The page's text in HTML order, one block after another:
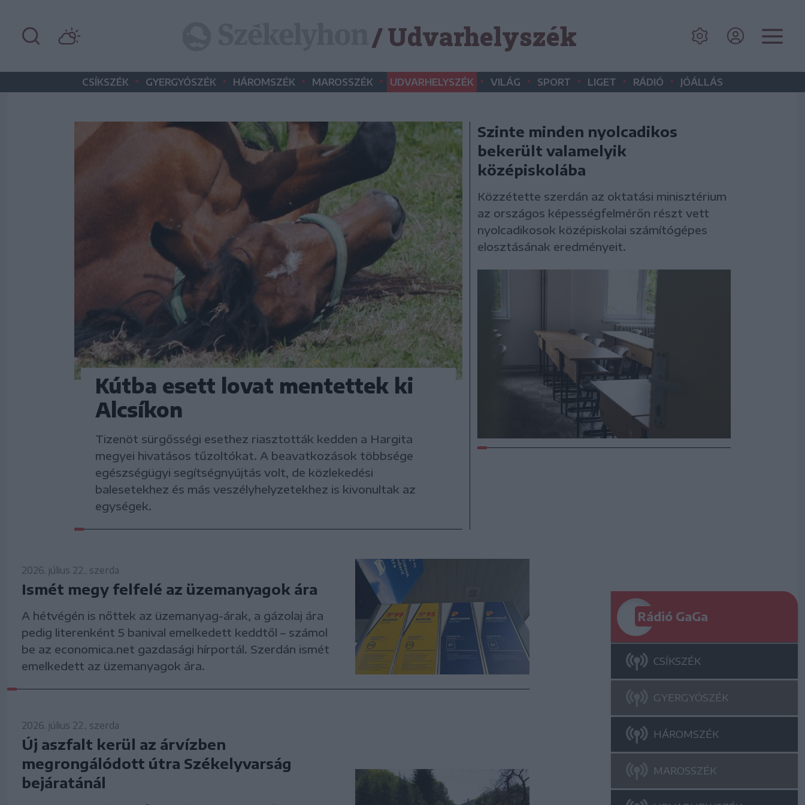
/ Udvarhelyszék
CSÍKSZÉK • GYERGYÓSZÉK • HÁROMSZÉK • MAROSSZÉK • UDVARHELYSZÉK • VILÁG • SPORT • LIGET • RÁDIÓ • JÓÁLLÁS
Kútba esett lovat mentettek ki
Alcsíkon
Tizenöt sürgősségi esethez riasztották kedden a Hargita
megyei hivatásos tűzoltókat. A beavatkozások többsége
egészségügyi segítségnyújtás volt, de közlekedési
balesetekhez és más veszélyhelyzetekhez is kivonultak az
egységek.
Szinte minden nyolcadikos
bekerült valamelyik
középiskolába
Közzétette szerdán az oktatási minisztérium
az országos képességfelmérőn részt vett
nyolcadikosok középiskolai számítógépes
elosztásának eredményeit.
2026. július 22., szerda
Ismét megy felfelé az üzemanyagok ára
A hétvégén is nőttek az üzemanyag-árak, a gázolaj ára
pedig literenként 5 banival emelkedett keddtől – számol
be az economica.net gazdasági hírportál. Szerdán ismét
emelkedett az üzemanyagok ára.
2026. július 22., szerda
Új aszfalt kerül az árvízben
megrongálódott útra Székelyvarság
bejáratánál
Rádió GaGa
CSÍKSZÉK
GYERGYÓSZÉK
HÁROMSZÉK
MAROSSZÉK